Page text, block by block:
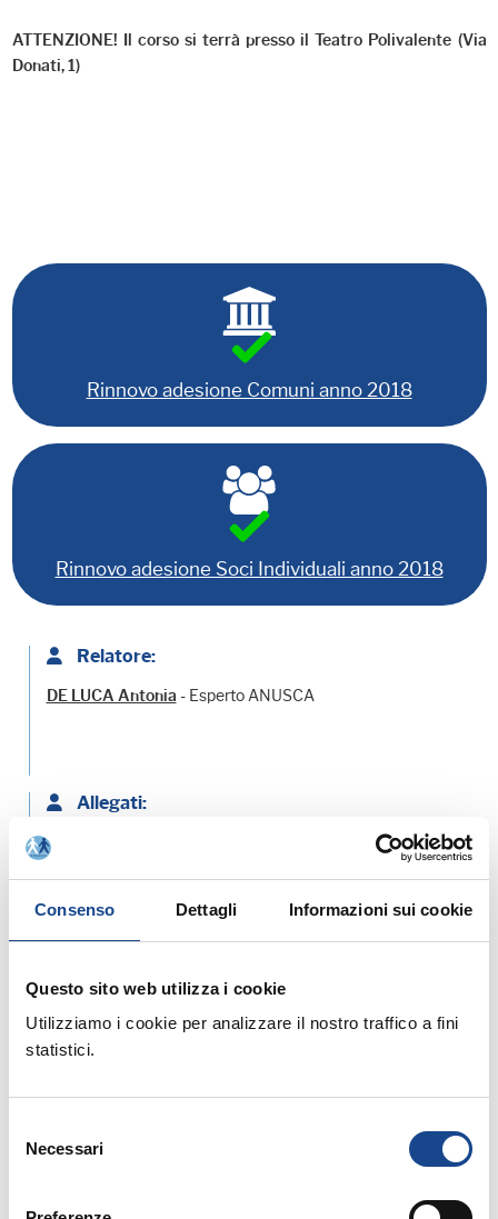
Consenso Dettagli Informazioni sui cookie
Questo sito web utilizza i cookie
Utilizziamo i cookie per analizzare il nostro traffico a fini
statistici.
delNecessari
ATTENZIONE! Il corso si terrà presso ilTeatro Polivalente (Via
Donati, 1)
Rinnovo adesione Comuni anno 2018
Rinnovo adesione Soci Individuali anno 2018
Relatore:
DE LUCA Antonia - Esperto ANUSCA
Allegati:
MATERIALE DIDATTICO
Prossimi corsi in programma: